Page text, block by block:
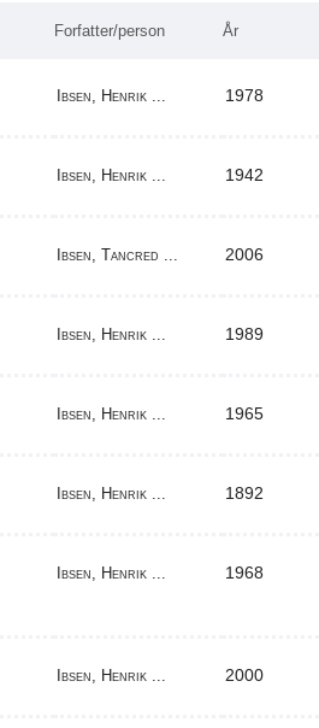
Forfatter/person År
Ibsen, Henrik ... 1978
Ibsen, Henrik ... 1942
Ibsen, Tancred ... 2006
Ibsen, Henrik ... 1989
Ibsen, Henrik ... 1965
Ibsen, Henrik ... 1892
Ibsen, Henrik ... 1968
Ibsen, Henrik ... 2000